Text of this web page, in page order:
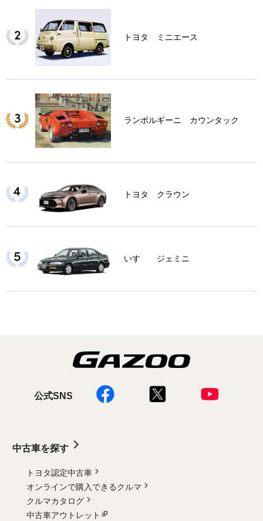
トヨタ ミニエース
ランボルギーニ カウンタック
トヨタ クラウン
いすゞ ジェミニ
公式SNS
中古車を探す
トヨタ認定中古車
オンラインで購入できるクルマ
クルマカタログ
中古車アウトレット